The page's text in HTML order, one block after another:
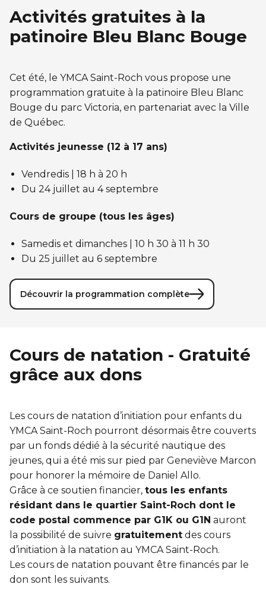
Activités gratuites à la
patinoire Bleu Blanc Bouge
Cet été, le YMCA Saint-Roch vous propose une
programmation gratuite à la patinoire Bleu Blanc
Bouge du parc Victoria, en partenariat avec la Ville
de Québec.
Activités jeunesse (12 à 17 ans)
Vendredis | 18 h à 20 h
Du 24 juillet au 4 septembre
Cours de groupe (tous les âges)
Samedis et dimanches | 10 h 30 à 11 h 30
Du 25 juillet au 6 septembre
Découvrir la programmation complète
Cours de natation - Gratuité
grâce aux dons
Les cours de natation d’initiation pour enfants du
YMCA Saint-Roch pourront désormais être couverts
par un fonds dédié à la sécurité nautique des
jeunes, qui a été mis sur pied par Geneviève Marcon
pour honorer la mémoire de Daniel Allo.
Grâce à ce soutien financier, tous les enfants
résidant dans le quartier Saint-Roch dont le
code postal commence par G1K ou G1N auront
la possibilité de suivre gratuitement des cours
d’initiation à la natation au YMCA Saint-Roch.
Les cours de natation pouvant être financés par le
don sont les suivants.